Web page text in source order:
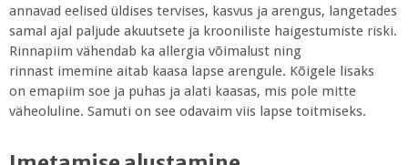
annavad eelised üldises tervises, kasvus ja arengus, langetades
samal ajal paljude akuutsete ja krooniliste haigestumiste riski.
Rinnapiim vähendab ka allergia võimalust ning
rinnast imemine aitab kaasa lapse arengule. Kõigele lisaks
on emapiim soe ja puhas ja alati kaasas, mis pole mitte
väheoluline. Samuti on see odavaim viis lapse toitmiseks.